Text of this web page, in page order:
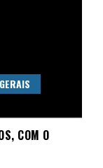
GERAIS
COM O